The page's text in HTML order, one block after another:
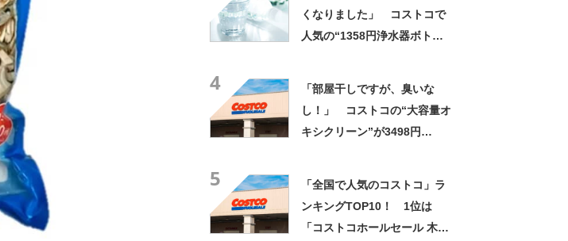
くなりました」 コストコで
人気の“1358円浄水器ボト
4
「部屋干しですが、臭いな
し！」 コストコの“大容量オ
キシクリーン”が3498円
5
「全国で人気のコストコ」ラ
ンキングTOP10！ 1位は
「コストコホールセール 木更